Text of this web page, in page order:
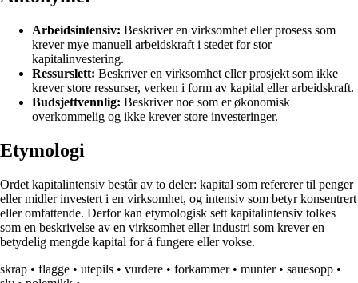
Arbeidsintensiv: Beskriver en virksomhet eller prosess som
krever mye manuell arbeidskraft i stedet for stor
kapitalinvestering.
Ressurslett: Beskriver en virksomhet eller prosjekt som ikke
krever store ressurser, verken i form av kapital eller arbeidskraft.
Budsjettvennlig: Beskriver noe som er økonomisk
overkommelig og ikke krever store investeringer.
Etymologi
Ordet kapitalintensiv består av to deler: kapital som refererer til penger
eller midler investert i en virksomhet, og intensiv som betyr konsentrert
eller omfattende. Derfor kan etymologisk sett kapitalintensiv tolkes
som en beskrivelse av en virksomhet eller industri som krever en
betydelig mengde kapital for å fungere eller vokse.
skrap • flagge • utepils • vurdere • forkammer• munter• sauesopp •